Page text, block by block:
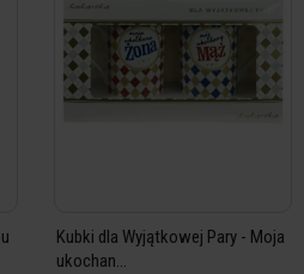
Kubki dla Wyjątkowej Pary - Moja
ukochan...